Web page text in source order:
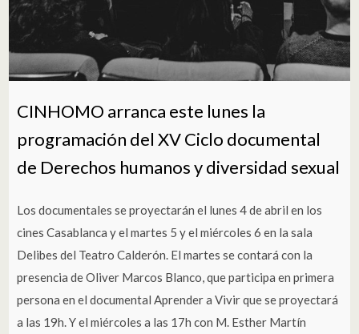
CINHOMO arranca este lunes la
programación del XV Ciclo documental
de Derechos humanos y diversidad sexual
Los documentales se proyectarán el lunes 4 de abril en los
cines Casablanca y el martes 5 y el miércoles 6 en la sala
Delibes del Teatro Calderón. El martes se contará con la
presencia de Oliver Marcos Blanco, que participa en primera
persona en el documental Aprender a Vivir que se proyectará
a las 19h. Y el miércoles a las 17h con M. Esther Martín